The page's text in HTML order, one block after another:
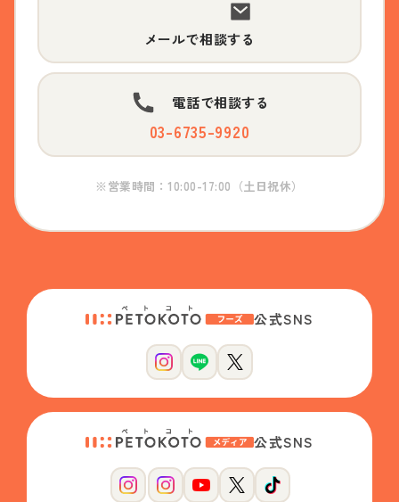
メールで相談する
電話で相談する
03-6735-9920
※営業時間：10:00-17:00（土日祝休）
公式SNS
公式SNS